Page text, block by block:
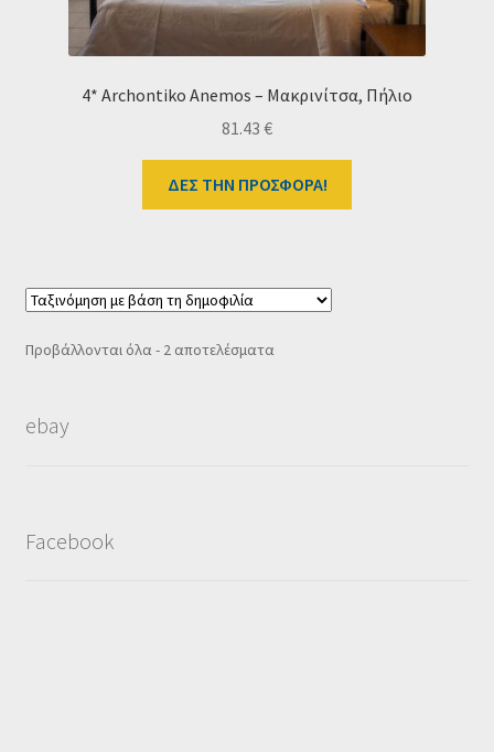
4* Archontiko Anemos – Μακρινίτσα, Πήλιο
81.43 €
ΔΕΣ ΤΗΝ ΠΡΟΣΦΟΡΑ!
Προβάλλονται όλα - 2 αποτελέσματαSorted
ebay
Facebook